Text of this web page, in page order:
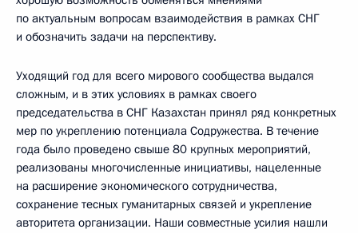
по актуальным вопросам взаимодействия в рамках СНГ
и обозначить задачи на перспективу.
Уходящий год для всего мирового сообщества выдался
сложным, и в этих условиях в рамках своего
председательства в СНГ Казахстан принял ряд конкретных
мер по укреплению потенциала Содружества. В течение
года было проведено свыше 80 крупных мероприятий,
реализованы многочисленные инициативы, нацеленные
на расширение экономического сотрудничества,
сохранение тесных гуманитарных связей и укрепление
авторитета организации. Наши совместные усилия нашли